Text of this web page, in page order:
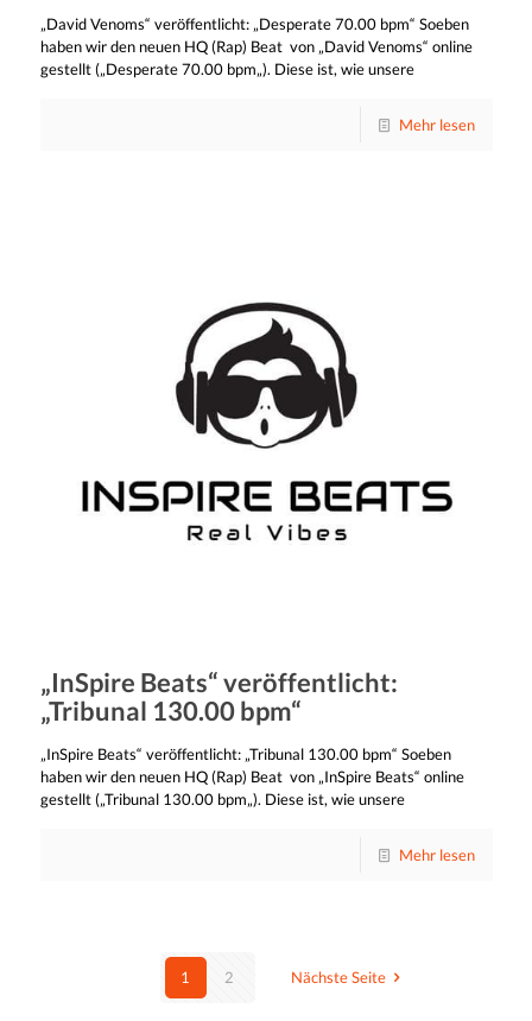
„David Venoms“ veröffentlicht: „Desperate 70.00 bpm“ Soeben
haben wir den neuen HQ (Rap) Beat von „David Venoms“ online
gestellt („Desperate 70.00 bpm„). Diese ist, wie unsere
Mehr lesen
„InSpire Beats“ veröffentlicht:
„Tribunal 130.00 bpm“
„InSpire Beats“ veröffentlicht: „Tribunal 130.00 bpm“ Soeben
haben wir den neuen HQ (Rap) Beat von „InSpire Beats“ online
gestellt („Tribunal 130.00 bpm„). Diese ist, wie unsere
Mehr lesen
1 2 Nächste Seite